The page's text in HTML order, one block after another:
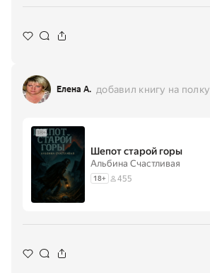
Елена А. добавил книгу на полку
Шепот старой горы
Альбина Счастливая
18+ 455